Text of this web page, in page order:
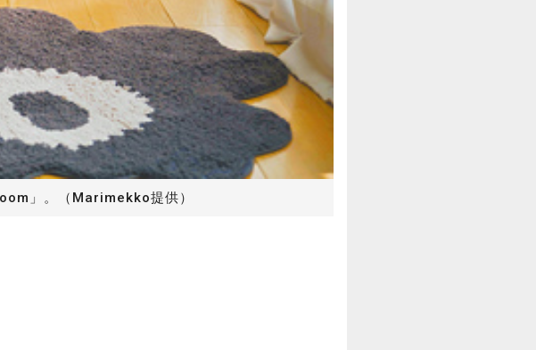
」。（Marimekko提供）